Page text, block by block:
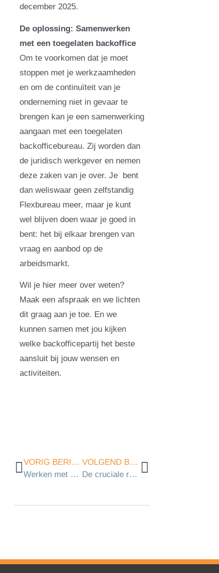
december 2025.
De oplossing: Samenwerken
met een toegelaten backoffice
Om te voorkomen dat je moet
stoppen met je werkzaamheden
en om de continuïteit van je
onderneming niet in gevaar te
brengen kan je een samenwerking
aangaan met een toegelaten
backofficebureau. Zij worden dan
de juridisch werkgever en nemen
deze zaken van je over. Je bent
dan weliswaar geen zelfstandig
Flexbureau meer, maar je kunt
wel blijven doen waar je goed in
bent: het bij elkaar brengen van
vraag en aanbod op de
arbeidsmarkt.
Wil je hier meer over weten?
Maak een afspraak en we lichten
dit graag aan je toe. En we
kunnen samen met jou kijken
welke backofficepartij het beste
aansluit bij jouw wensen en
activiteiten.
VORIG BERICHT
Werken met arbeidsmigranten
VOLGEND BERICHT
De cruciale rol van herkeuringen